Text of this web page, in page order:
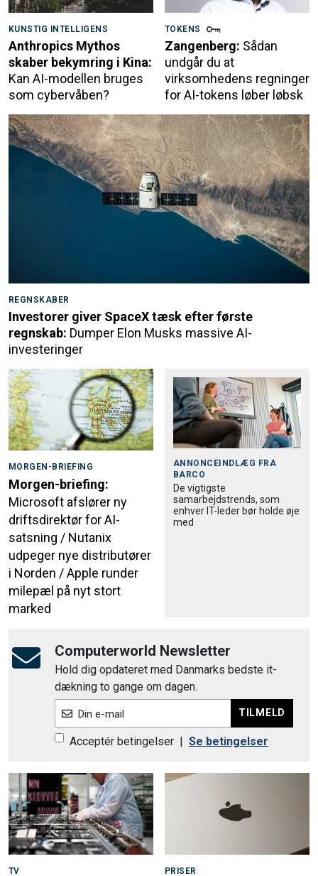
KUNSTIG INTELLIGENS
Anthropics Mythos
skaber bekymring i Kina:
Kan AI-modellen bruges
som cybervåben?
TOKENS
Zangenberg: Sådan
undgår du at
virksomhedens regninger
for AI-tokens løber løbsk
REGNSKABER
Investorer giver SpaceX tæsk efter første
regnskab: Dumper Elon Musks massive AI-
investeringer
MORGEN-BRIEFING
Morgen-briefing:
Microsoft afslører ny
driftsdirektør for AI-
satsning / Nutanix
udpeger nye distributører
i Norden / Apple runder
milepæl på nyt stort
marked
ANNONCEINDLÆG FRA
BARCO
De vigtigste
samarbejdstrends, som
enhver IT-leder bør holde øje
med
Computerworld Newsletter
Hold dig opdateret med Danmarks bedste it-
dækning to gange om dagen.
Din e-mail TILMELD
Acceptér betingelser | Se betingelser
TV PRISER